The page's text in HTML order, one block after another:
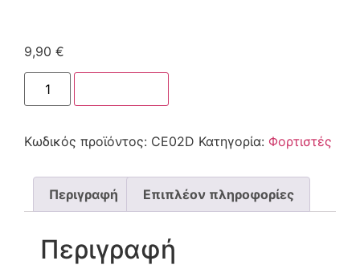
9,90 €
Κωδικός προϊόντος: CE02D Κατηγορία: Φορτιστές
Περιγραφή Επιπλέον πληροφορίες
Περιγραφή